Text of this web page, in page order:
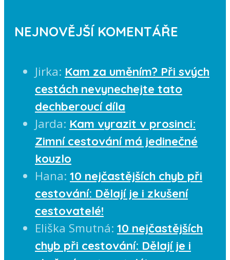
NEJNOVĚJŠÍ KOMENTÁŘE
Jirka: Kam za uměním? Při svých
cestách nevynechejte tato
dechberoucí díla
Jarda: Kam vyrazit v prosinci:
Zimní cestování má jedinečné
kouzlo
Hana: 10 nejčastějších chyb při
cestování: Dělají je i zkušení
cestovatelé!
Eliška Smutná: 10 nejčastějších
chyb při cestování: Dělají je i